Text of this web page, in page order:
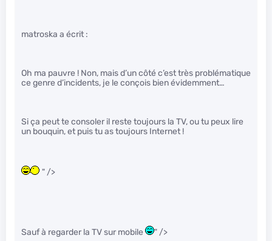
matroska a écrit :
Oh ma pauvre ! Non, mais d’un côté c’est très problématique
ce genre d’incidents, je le conçois bien évidemment…
Si ça peut te consoler il reste toujours la TV, ou tu peux lire
un bouquin, et puis tu as toujours Internet !
" />
Sauf à regarder la TV sur mobile " />